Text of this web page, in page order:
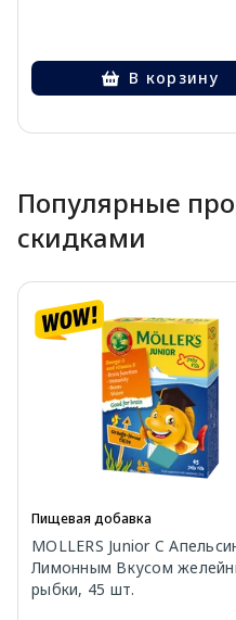
В корзину
Популярные
скидками
Пищевая добавка
MOLLERS Junior C
Лимонным Вкусом
рыбки, 45 шт.